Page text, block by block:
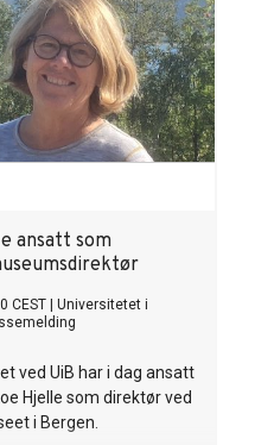
ansatt som
CEST
Universitetet i
ved UiB har i dag ansatt
Hjelle som direktør ved
i Bergen.